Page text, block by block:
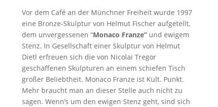
Vor dem Café an der Münchner Freiheit wurde 1997
eine Bronze-Skulptur von Helmut Fischer aufgetellt,
dem unvergessenen “Monaco Franze”und ewigem
Stenz. In Gesellschaft einer Skulptur von Helmut
Dietl erfreuen sich die von Nicolai Tregor
geschaffenen Skulpturen an einem schiefen Tisch
großer Beliebtheit. Monaco Franze ist Kult. Punkt.
Mehr braucht man an dieser Stelle auch nicht zu
sagen. Wenn’s um den ewigen Stenz geht, sind sich